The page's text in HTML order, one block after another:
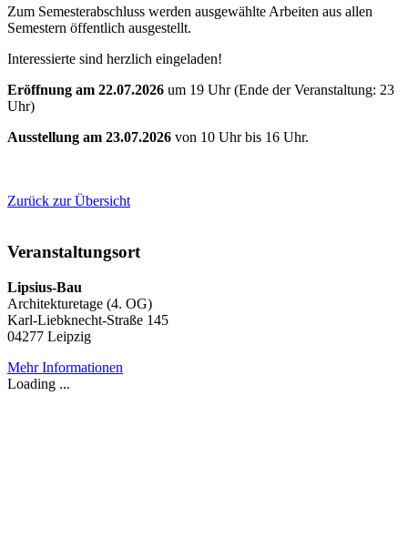
Zum Semesterabschluss werden ausgewählte Arbeiten aus allen
Semestern öffentlich ausgestellt.
Interessierte sind herzlich eingeladen!
Eröffnung am 22.07.2026 um 19 Uhr (Ende der Veranstaltung: 23
Uhr)
Ausstellung am 23.07.2026 von 10 Uhr bis 16 Uhr.
Zurück zur Übersicht
Veranstaltungsort
Lipsius-Bau
Architekturetage (4. OG)
Karl-Liebknecht-Straße 145
04277 Leipzig
Mehr Informationen
Loading ...